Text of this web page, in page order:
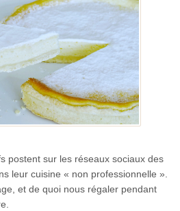
postent sur les réseaux sociaux des
leur cuisine « non professionnelle ».
et de quoi nous régaler pendant